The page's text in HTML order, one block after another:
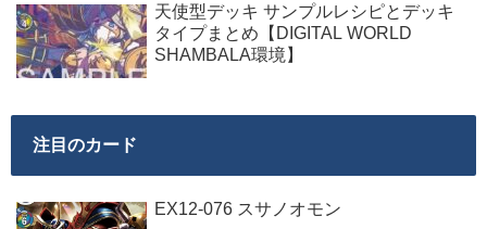
天使型デッキ サンプルレシピとデッキ
タイプまとめ【DIGITAL WORLD
SHAMBALA環境】
注目のカード
EX12-076 スサノオモン